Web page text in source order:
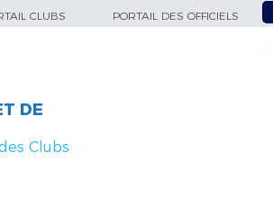
CLUBS PORTAIL DES OFFICIELS
DE
Clubs